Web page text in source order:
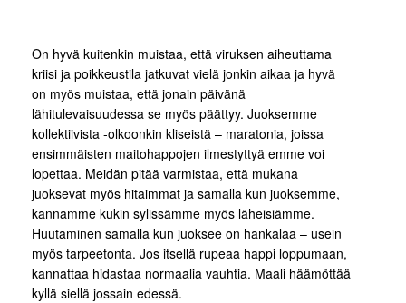
On hyvä kuitenkin muistaa, että viruksen aiheuttama
kriisi ja poikkeustila jatkuvat vielä jonkin aikaa ja hyvä
on myös muistaa, että jonain päivänä
lähitulevaisuudessa se myös päättyy. Juoksemme
kollektiivista -olkoonkin kliseistä – maratonia, joissa
ensimmäisten maitohappojen ilmestyttyä emme voi
lopettaa. Meidän pitää varmistaa, että mukana
juoksevat myös hitaimmat ja samalla kun juoksemme,
kannamme kukin sylissämme myös läheisiämme.
Huutaminen samalla kun juoksee on hankalaa – usein
myös tarpeetonta. Jos itsellä rupeaa happi loppumaan,
kannattaa hidastaa normaalia vauhtia. Maali häämöttää
kyllä siellä jossain edessä.